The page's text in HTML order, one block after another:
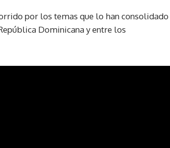
por los temas que lo han consolidado
Dominicana y entre los